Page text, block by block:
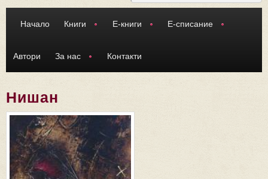
Начало Книги Е-книги Е-списание
Автори За нас Контакти
Нишан